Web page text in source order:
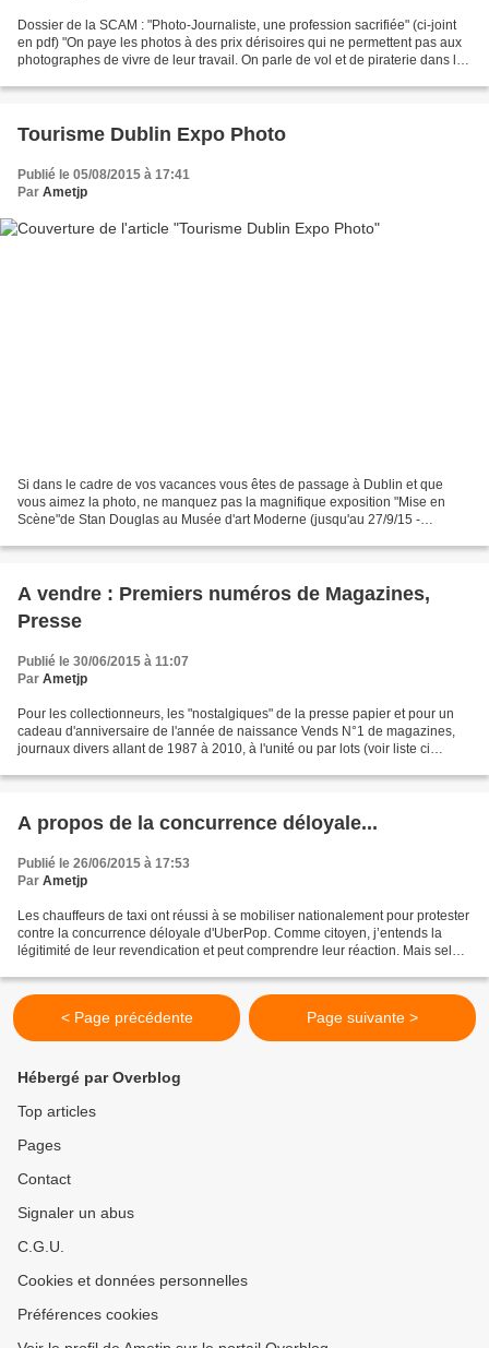
Dossier de la SCAM : "Photo-Journaliste, une profession sacrifiée" (ci-joint
en pdf) "On paye les photos à des prix dérisoires qui ne permettent pas aux
photographes de vivre de leur travail. On parle de vol et de piraterie dans le
Tourisme Dublin Expo Photo
Publié le 05/08/2015 à 17:41
Par Ametjp
Si dans le cadre de vos vacances vous êtes de passage à Dublin et que
vous aimez la photo, ne manquez pas la magnifique exposition "Mise en
Scène"de Stan Douglas au Musée d'art Moderne (jusqu'au 27/9/15 -
A vendre : Premiers numéros de Magazines,
Presse
Publié le 30/06/2015 à 11:07
Par Ametjp
Pour les collectionneurs, les "nostalgiques" de la presse papier et pour un
cadeau d'anniversaire de l'année de naissance Vends N°1 de magazines,
journaux divers allant de 1987 à 2010, à l'unité ou par lots (voir liste ci
A propos de la concurrence déloyale...
Publié le 26/06/2015 à 17:53
Par Ametjp
Les chauffeurs de taxi ont réussi à se mobiliser nationalement pour protester
contre la concurrence déloyale d'UberPop. Comme citoyen, j’entends la
légitimité de leur revendication et peut comprendre leur réaction. Mais selon
< Page précédente Page suivante >
Hébergé par Overblog
Top articles
Pages
Contact
Signaler un abus
C.G.U.
Cookies et données personnelles
Préférences cookies